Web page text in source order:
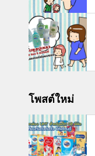
โพสต์ใหม่